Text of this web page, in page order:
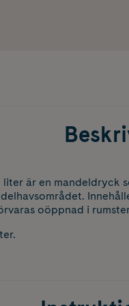
är en mandeldryck
oöppnad i